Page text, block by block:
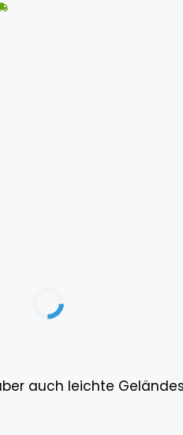
auch leichte